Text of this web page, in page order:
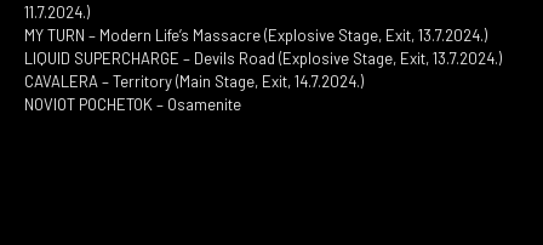
11.7.2024.)
MY TURN – Modern Life’s Massacre (Explosive Stage, Exit, 13.7.2024.)
LIQUID SUPERCHARGE – Devils Road (Explosive Stage, Exit, 13.7.2024.)
CAVALERA – Territory (Main Stage, Exit, 14.7.2024.)
NOVIOT POCHETOK – Osamenite